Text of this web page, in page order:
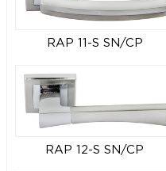
RAP 11-S SN/CP
RAP 12-S SN/CP